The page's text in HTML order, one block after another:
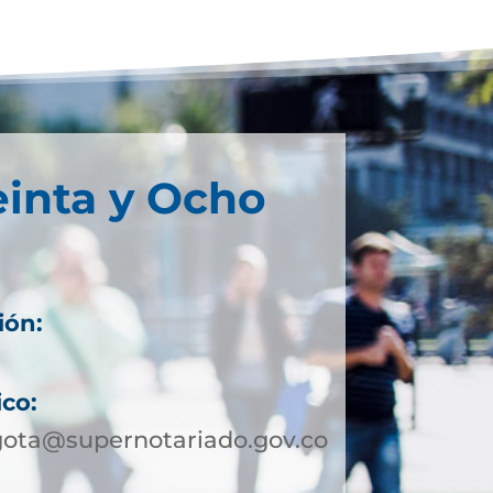
y Ocho